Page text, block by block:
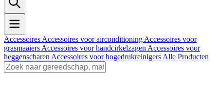
Accessoires Accessoires voor airconditioning Accessoires voor
grasmaaiers Accessoires voor handcirkelzagen Accessoires voor
heggenscharen Accessoires voor hogedrukreinigers Alle Producten